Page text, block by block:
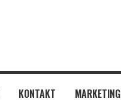
KONTAKT MARKETING